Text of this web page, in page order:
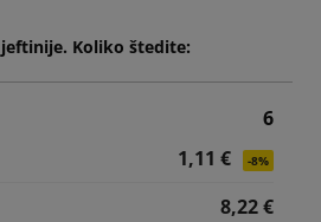
Koliko štedite:
6
1,11 €
-8%
8,22 €